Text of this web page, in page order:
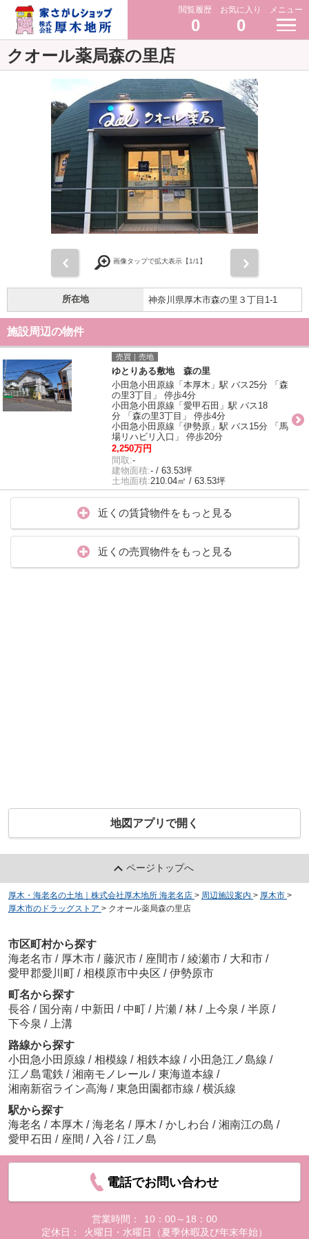
閲覧履歴
0
お気に入り
0
メニュー
クオール薬局森の里店
画像タップで拡大表示【1/1】
所在地 神奈川県厚木市森の里３丁目1-1
施設周辺の物件
売買｜売地
ゆとりある敷地 森の里
小田急小田原線「本厚木」駅 バス25分 「森
の里3丁目」 停歩4分
小田急小田原線「愛甲石田」駅 バス18
分 「森の里3丁目」 停歩4分
小田急小田原線「伊勢原」駅 バス15分 「馬
場リハビリ入口」 停歩20分
2,250万円
間取:-
建物面積:- / 63.53坪
土地面積:210.04㎡ / 63.53坪
近くの賃貸物件をもっと見る
近くの売買物件をもっと見る
地図アプリで開く
ページトップへ
厚木・海老名の土地｜株式会社厚木地所 海老名店 > 周辺施設案内 > 厚木市 >
厚木市のドラッグストア > クオール薬局森の里店
市区町村から探す
海老名市 / 厚木市 / 藤沢市 / 座間市 / 綾瀬市 / 大和市 /
愛甲郡愛川町 / 相模原市中央区 / 伊勢原市
町名から探す
長谷 / 国分南 / 中新田 / 中町 / 片瀬 / 林 / 上今泉 / 半原 /
下今泉 /
上溝
路線から探す
小田急小田原線 / 相模線 / 相鉄本線 / 小田急江ノ島線 /
江ノ島電鉄 / 湘南モノレール / 東海道本線 /
湘南新宿ライン高海 / 東急田園都市線 / 横浜線
駅から探す
海老名 / 本厚木 / 海老名 / 厚木 / かしわ台 / 湘南江の島 /
愛甲石田 / 座間 / 入谷 / 江ノ島
電話でお問い合わせ
営業時間：
10：00～18：00
定休日：
火曜日・水曜日（夏季休暇及び年末年始）